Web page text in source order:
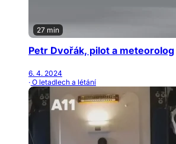
27 min
Petr Dvořák, pilot a meteorolog
6. 4. 2024
· O letadlech a létání